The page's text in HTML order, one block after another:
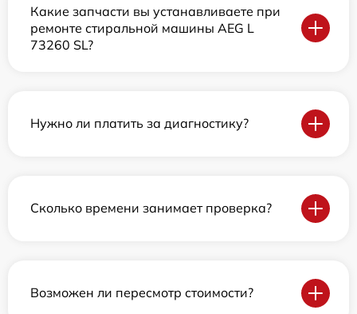
Какие запчасти вы устанавливаете при
ремонте стиральной машины AEG L
73260 SL?
Нужно ли платить за диагностику?
Сколько времени занимает проверка?
Возможен ли пересмотр стоимости?